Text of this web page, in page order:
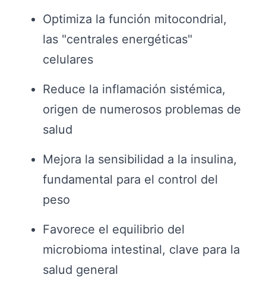
Optimiza la función mitocondrial,
las "centrales energéticas"
celulares
Reduce la inflamación sistémica,
origen de numerosos problemas de
salud
Mejora la sensibilidad a la insulina,
fundamental para el control del
peso
Favorece el equilibrio del
microbioma intestinal, clave para la
salud general